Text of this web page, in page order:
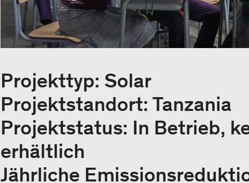
Projekttyp: Solar
Projektstandort: Tanzania
Projektstatus: In Betrieb,
erhältlich
Jährliche